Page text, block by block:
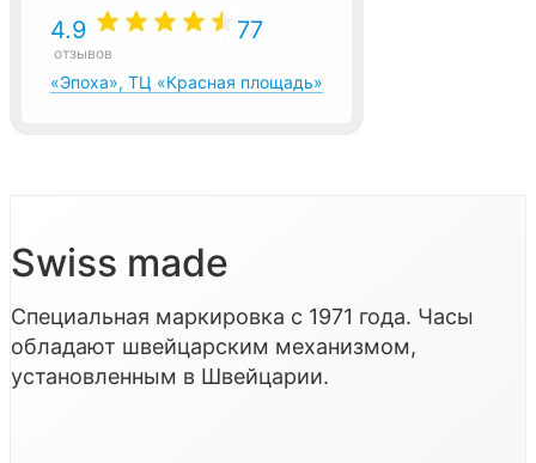
4.9 77
отзывов
«Эпоха», ТЦ «Красная площадь»
Swiss made
Специальная маркировка с 1971 года. Часы
обладают швейцарским механизмом,
установленным в Швейцарии.